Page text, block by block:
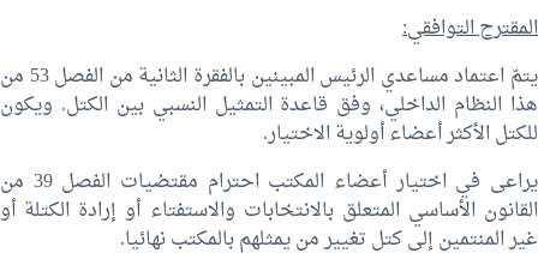
المقترح التوافقي:
يتمّ اعتماد مساعدي الرئيس المبينين بالفقرة الثانية من الفصل 53 من
هذا النظام الداخلي، وفق قاعدة التمثيل النسبي بين الكتل. ويكون
للكتل الأكثر أعضاء أولوية الاختيار.
يراعى في اختيار أعضاء المكتب احترام مقتضيات الفصل 39 من
القانون الأساسي المتعلق بالانتخابات والاستفتاء أو إرادة الكتلة أو
غير المنتمين إلى كتل تغيير من يمثلهم بالمكتب نهائيا.